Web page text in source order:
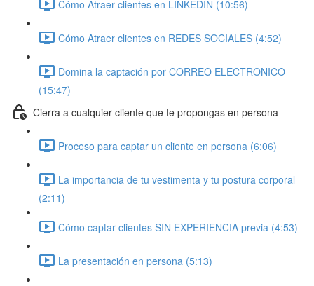
Cómo Atraer clientes en LINKEDIN (10:56)
Cómo Atraer clientes en REDES SOCIALES (4:52)
Domina la captación por CORREO ELECTRONICO
(15:47)
Cierra a cualquier cliente que te propongas en persona
Proceso para captar un cliente en persona (6:06)
La importancia de tu vestimenta y tu postura corporal
(2:11)
Cómo captar clientes SIN EXPERIENCIA previa (4:53)
La presentación en persona (5:13)